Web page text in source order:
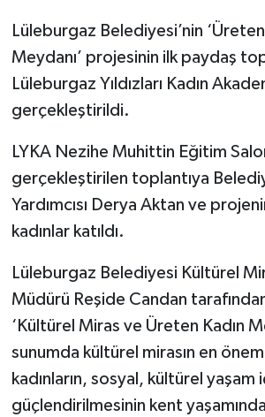
Lüleburgaz Belediyesi’nin ‘Üreten
Meydanı’ projesinin ilk paydaş
Lüleburgaz Yıldızları Kadın
gerçekleştirildi.
LYKA Nezihe Muhittin Eğitim
gerçekleştirilen toplantıya
Yardımcısı Derya Aktan ve
kadınlar katıldı.
Lüleburgaz Belediyesi Kültürel
Müdürü Reşide Candan
‘Kültürel Miras ve Üreten Kadın
sunumda kültürel mirasın en önemli
kadınların, sosyal, kültürel yaşam
güçlendirilmesinin kent